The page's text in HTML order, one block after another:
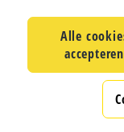
Alle
accepteren